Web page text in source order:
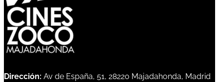
Dirección: Av de España, 51, 28220 Majadahonda, Madrid